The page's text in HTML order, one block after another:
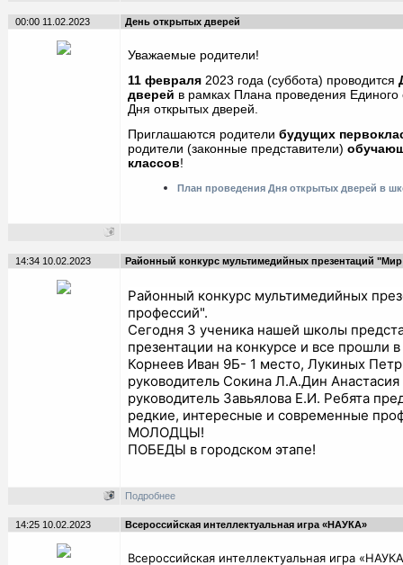
00:00 11.02.2023 День открытых дверей
Уважаемые родители!
11 февраля2023 года (суббота) проводится
дверей в рамках Плана проведения Единого
Дня открытых дверей.
Приглашаются родители будущих
родители (законные представители)
классов!
План проведения Дня открытых дверей в
14:34 10.02.2023 Районный конкурс мультимедийных презентаций
Районный конкурс мультимедийных
профессий".
Сегодня 3 ученика нашей школы
презентации на конкурсе и все прошли
Корнеев Иван 9Б- 1 место, Лукиных
руководитель Сокина Л.А.Дин
руководитель Завьялова Е.И. Ребята
редкие, интересные и современные
МОЛОДЦЫ!
ПОБЕДЫ в городском этапе!
Подробнее
14:25 10.02.2023 Всероссийская интеллектуальная игра «НАУКА»
Всероссийская интеллектуальная игра